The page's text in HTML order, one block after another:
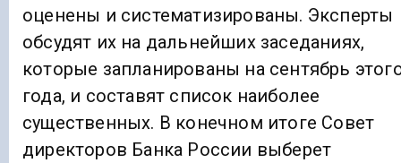
оценены и систематизированы. Эксперты
обсудят их на дальнейших заседаниях,
которые запланированы на сентябрь
года, и составят список наиболее
существенных. В конечном итоге Совет
директоров Банка России выберет